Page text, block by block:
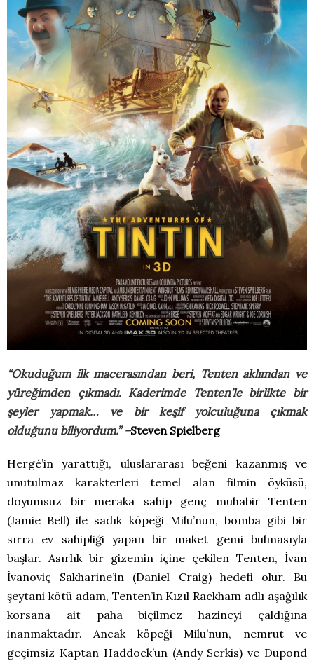
“Okuduğum ilk macerasından beri, Tenten aklımdan ve
yüreğimden çıkmadı. Kaderimde Tenten’le birlikte bir
şeyler yapmak… ve bir keşif yolculuğuna çıkmak
olduğunu biliyordum.” –Steven Spielberg
Hergé’in yarattığı, uluslararası beğeni kazanmış ve
unutulmaz karakterleri temel alan filmin öyküsü,
doyumsuz bir meraka sahip genç muhabir Tenten
(Jamie Bell) ile sadık köpeği Milu’nun, bomba gibi bir
sırra ev sahipliği yapan bir maket gemi bulmasıyla
başlar. Asırlık bir gizemin içine çekilen Tenten, İvan
İvanoviç Sakharine’in (Daniel Craig) hedefi olur. Bu
şeytani kötü adam, Tenten’in Kızıl Rackham adlı aşağılık
korsana ait paha biçilmez hazineyi çaldığına
inanmaktadır. Ancak köpeği Milu’nun, nemrut ve
geçimsiz Kaptan Haddock’un (Andy Serkis) ve Dupond